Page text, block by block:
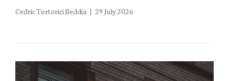
Cedric Tortorici Beddia
Posted
29 July 2026